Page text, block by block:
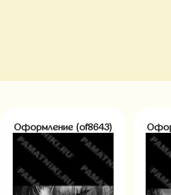
Оформление (of8643)